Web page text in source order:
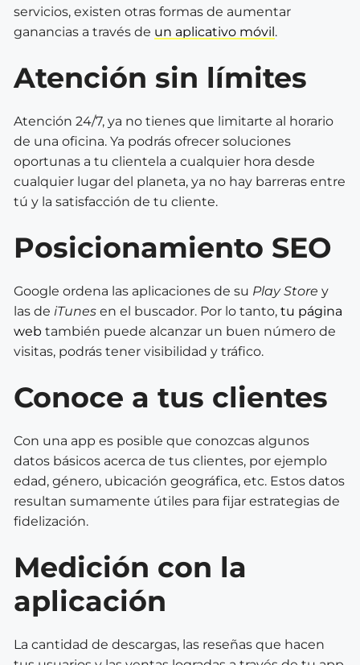
servicios, existen otras formas de aumentar
ganancias a través de un aplicativo móvil.
Atención sin límites
Atención 24/7, ya no tienes que limitarte al horario
de una oficina. Ya podrás ofrecer soluciones
oportunas a tu clientela a cualquier hora desde
cualquier lugar del planeta, ya no hay barreras entre
tú y la satisfacción de tu cliente.
Posicionamiento SEO
Google ordena las aplicaciones de su Play Store y
las de iTunes en el buscador. Por lo tanto, tu página
web también puede alcanzar un buen número de
visitas, podrás tener visibilidad y tráfico.
Conoce a tus clientes
Con una app es posible que conozcas algunos
datos básicos acerca de tus clientes, por ejemplo
edad, género, ubicación geográfica, etc. Estos datos
resultan sumamente útiles para fijar estrategias de
fidelización.
Medición con la
aplicación
La cantidad de descargas, las reseñas que hacen